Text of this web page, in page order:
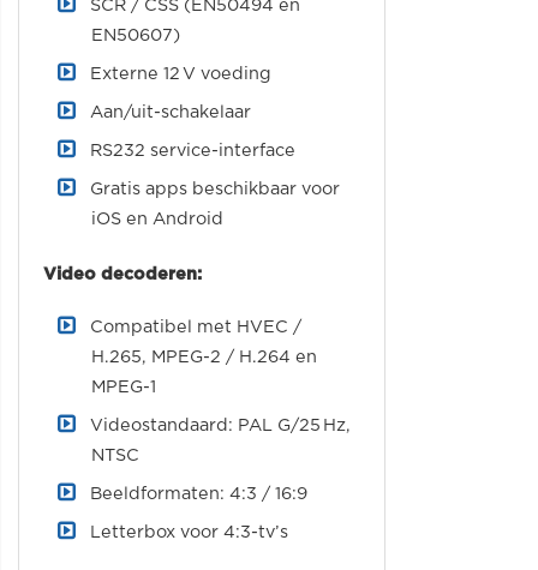
SCR / CSS (EN50494 en
EN50607)
Externe 12 V voeding
Aan/uit-schakelaar
RS232 service-interface
Gratis apps beschikbaar voor
iOS en Android
Video decoderen:
Compatibel met HVEC /
H.265, MPEG-2 / H.264 en
MPEG-1
Videostandaard: PAL G/25 Hz,
NTSC
Beeldformaten: 4:3 / 16:9
Letterbox voor 4:3-tv’s